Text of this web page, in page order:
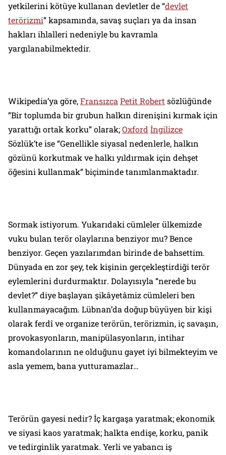
yetkilerini kötüye kullanan devletler de “devlet
terörizmi” kapsamında, savaş suçları ya da insan
hakları ihlalleri nedeniyle bu kavramla
yargılanabilmektedir.
Wikipedia’ya göre,Fransızca Petit Robert sözlüğünde
“Bir toplumda bir grubun halkın direnişini kırmak için
yarattığı ortak korku” olarak;Oxford İngilizce
Sözlük’te ise “Genellikle siyasal nedenlerle, halkın
gözünü korkutmak ve halkı yıldırmak için dehşet
öğesini kullanmak” biçiminde tanımlanmaktadır.
Sormak istiyorum. Yukarıdaki cümleler ülkemizde
vuku bulan terör olaylarına benziyor mu? Bence
benziyor. Geçen yazılarımdan birinde de bahsettim.
Dünyada en zor şey,tek kişinin gerçekleştirdiği terör
eylemlerini durdurmaktır. Dolayısıyla “nerede bu
devlet?” diye başlayan şikâyetâmiz cümleleri ben
kullanmayacağım. Lübnan’da doğup büyüyen bir kişi
olarak ferdî ve organize terörün, terörizmin, iç savaşın,
provokasyonların, manipülasyonların, intihar
komandolarının ne olduğunu gayet iyi bilmekteyim ve
asla yemem, bana yutturamazlar…
Terörün gayesi nedir? İç kargaşa yaratmak; ekonomik
ve siyasi kaos yaratmak; halkta endişe, korku, panik
ve tedirginlik yaratmak. Yerli ve yabancı iş